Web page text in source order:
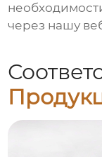
через нашу